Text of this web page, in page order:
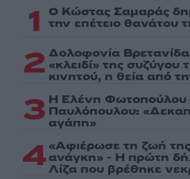
1 Ο Κώστας Σαμαράς
την επέτειο θανάτου
2 Δολοφονία
«κλειδί» της
κινητού, η θεία από
3 Η Ελένη Φωτοπούλου
Παυλόπουλου:
αγάπη»
4 «Αφιέρωσε τη ζωή
ανάγκη» - Η πρώτη
Λίζα που βρέθηκε